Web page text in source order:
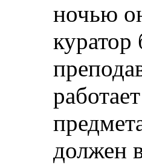
ночью
куратор
должен